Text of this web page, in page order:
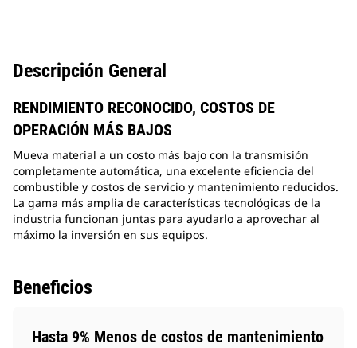
Descripción General
RENDIMIENTO RECONOCIDO, COSTOS DE
OPERACIÓN MÁS BAJOS
Mueva material a un costo más bajo con la transmisión
completamente automática, una excelente eficiencia del
combustible y costos de servicio y mantenimiento reducidos.
La gama más amplia de características tecnológicas de la
industria funcionan juntas para ayudarlo a aprovechar al
máximo la inversión en sus equipos.
Beneficios
Hasta 9% Menos de costos de mantenimiento